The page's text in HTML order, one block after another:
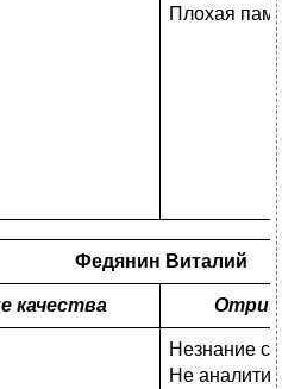
Плохая
Федянин Виталий
качества
Незнание
Не аналитик